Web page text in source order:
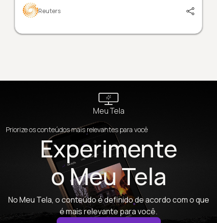
Reuters
Meu Tela
Priorize os conteúdos mais relevantes para você
Experimente
o Meu Tela
No Meu Tela, o conteúdo é definido de acordo com o que
é mais relevante para você.